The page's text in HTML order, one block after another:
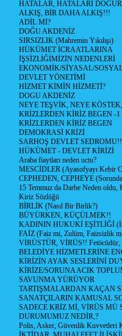
HATALAR, HATALARI
ALKIŞ, BİR DAHA ALKIŞ!!!
ADİL Mİ?
DOĞU AKDENİZ
SIRSIZLIK (Mahremin Yıkılışı)
HÜKÜMET İCRAATLARINA
İŞSİZLİĞİMİZİN NEDENLERİ
EKONOMİK/SİYASAL/
DEVLET YÖNETİMİ
HİZMET KİMİN HİZMETİ?
DOGU AKDENİZ
NEYE TEŞVİK, NEYE
KRİZLERDEN KİRİZ BEGEN -1
KRİZLERDEN KİRİZ BEGEN
DEMOKRASİ KRİZİ
SARHOŞ DEVLET SEDROMU!!
HÜKÜMET - DEVLET KİRİZİ
Araba fiaytları neden uctu?
MESCİDLER (Ayasofyayı Kebir
CEPHEDEN, CEPHEYE
15 Temmuz da Darbe Neden oldu,
Kiriz Sözlüğü
BİRLİK (Nasıl Bir Birlik?)
BÜYÜRKEN, KÜÇÜLMEK!!
KADININ HUKUKİ EŞİTLİĞİ
FAİZ (Faiz mi, Zulüm, Faizsizlik
VİRÜSTÜR, VİRÜS!! Fetöcüdür,
BELEDİYE HİZMETLERİNE
KİRİZİN AYAK SESLERİNİ
KİRİZE/SORUNA ACIK
SAVUNMA YÜRÜYOR
TARTIŞMALARDAN KAÇAN
SANATÇILARIN KAMUSAL
SADECE KRİZ Mİ, VİRÜS MÜ
DURUMUMUZ NEDİR,?
Polis, Asker, Güvenlik Kuvvetleri